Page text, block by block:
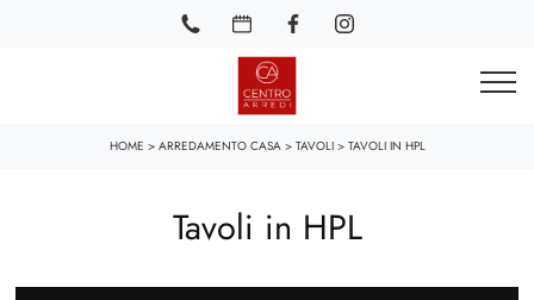
HOME > ARREDAMENTO CASA> TAVOLI> TAVOLI IN HPL
Tavoli in HPL